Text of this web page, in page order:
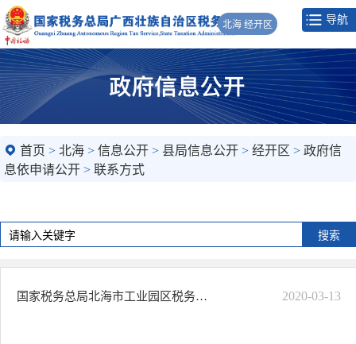
北海 经开区 导航
首页 > 北海 > 信息公开 > 县局信息公开 > 经开区 > 政府信
息依申请公开 > 联系方式
国家税务总局北海市工业园区税务局联系方式 2020-03-13